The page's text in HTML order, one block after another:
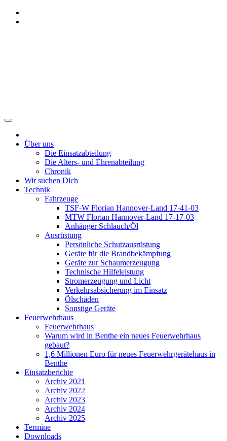
Zum
Inhalt
Über uns
Die Einsatzabteilung
Die Alters- und Ehrenabteilung
Chronik
Wir suchen Dich
Technik
Fahrzeuge
TSF-W Florian Hannover-Land 17-41-03
MTW Florian Hannover-Land 17-17-03
Anhänger Schlauch/Öl
Ausrüstung
Persönliche Schutzausrüstung
Geräte für die Brandbekämpfung
Geräte zur Schaumerzeugung
Technische Hilfeleistung
Stromerzeugung und Licht
Verkehrsabsicherung im Einsatz
Ölschäden
Sonstige Geräte
Feuerwehrhaus
Feuerwehrhaus
Warum wird in Benthe ein neues Feuerwehrhaus
gebaut?
1,6 Millionen Euro für neues Feuerwehrgerätehaus in
Benthe
Einsatzberichte
Archiv 2021
Archiv 2022
Archiv 2023
Archiv 2024
Archiv 2025
Termine
Downloads